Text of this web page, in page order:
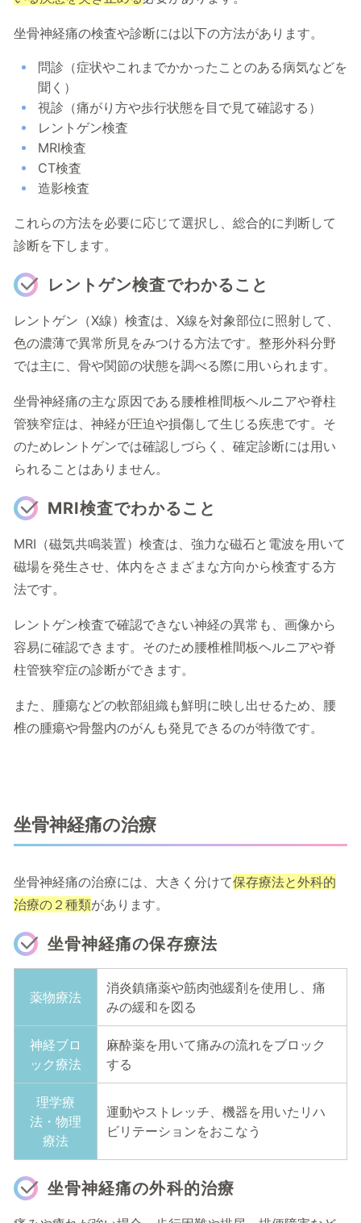
坐骨神経痛の検査や診断には以下の方法があります。
問診（症状やこれまでかかったことのある病気などを
聞く）
視診（痛がり方や歩行状態を目で見て確認する）
レントゲン検査
MRI検査
CT検査
造影検査
これらの方法を必要に応じて選択し、総合的に判断して
診断を下します。
レントゲン検査でわかること
レントゲン（X線）検査は、X線を対象部位に照射して、
色の濃薄で異常所見をみつける方法です。整形外科分野
では主に、骨や関節の状態を調べる際に用いられます。
坐骨神経痛の主な原因である腰椎椎間板ヘルニアや脊柱
管狭窄症は、神経が圧迫や損傷して生じる疾患です。そ
のためレントゲンでは確認しづらく、確定診断には用い
られることはありません。
MRI検査でわかること
MRI（磁気共鳴装置）検査は、強力な磁石と電波を用いて
磁場を発生させ、体内をさまざまな方向から検査する方
法です。
レントゲン検査で確認できない神経の異常も、画像から
容易に確認できます。そのため腰椎椎間板ヘルニアや脊
柱管狭窄症の診断ができます。
また、腫瘍などの軟部組織も鮮明に映し出せるため、腰
椎の腫瘍や骨盤内のがんも発見できるのが特徴です。
坐骨神経痛の治療
坐骨神経痛の治療には、大きく分けて保存療法と外科的
治療の２種類があります。
坐骨神経痛の保存療法
薬物療法
消炎鎮痛薬や筋肉弛緩剤を使用し、痛
みの緩和を図る
神経ブロ
ック療法
麻酔薬を用いて痛みの流れをブロック
する
理学療
法・物理
療法
運動やストレッチ、機器を用いたリハ
ビリテーションをおこなう
坐骨神経痛の外科的治療